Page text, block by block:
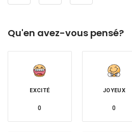
Qu'en avez-vous pensé?
EXCITÉ
0
JOYEUX
0